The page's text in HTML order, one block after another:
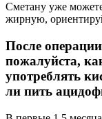
Сметану уже
жирную,
После
пожалуйста,
употреблять
ли пить